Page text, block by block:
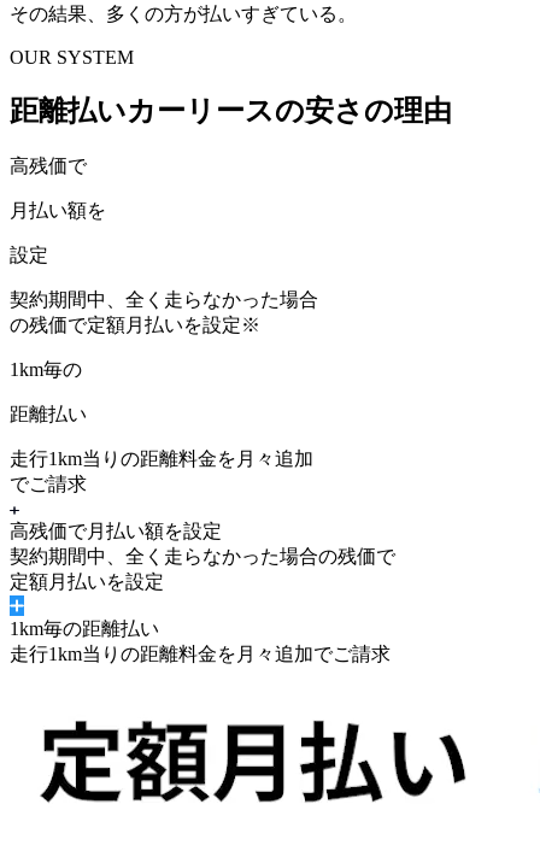
その結果、多くの方が払いすぎている。
OUR SYSTEM
距離払いカーリースの安さの理由
高残価で
月払い額を
設定
契約期間中、 全く走らなかった場合
の残価で定額月払いを設定※
1km毎の
距離払い
走行1km当りの距離料金を月々追加
でご請求
高残価で月払い額を設定
契約期間中、 全く走らなかった場合の残価で
定額月払いを設定
1km毎の距離払い
走行1km当りの距離料金を月々追加でご請求